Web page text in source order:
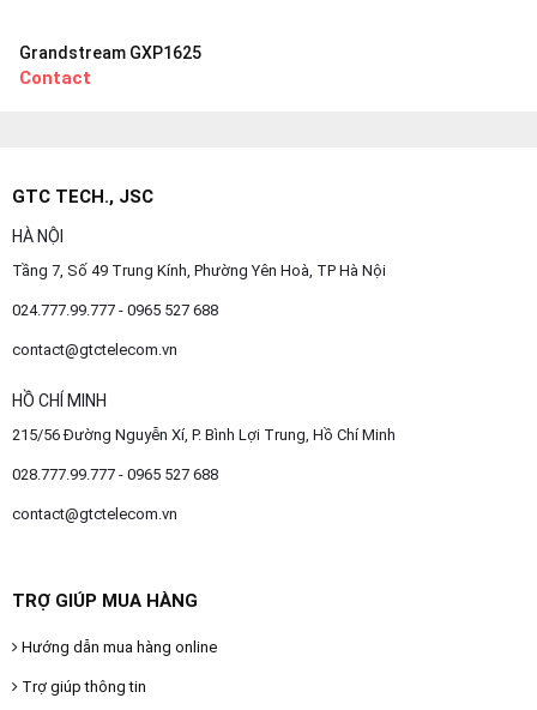
Grandstream GXP1625
Contact
GTC TECH., JSC
HÀ NỘI
Tầng 7, Số 49 Trung Kính, Phường Yên Hoà, TP Hà Nội
024.777.99.777 - 0965 527 688
contact@gtctelecom.vn
HỒ CHÍ MINH
215/56 Đường Nguyễn Xí, P. Bình Lợi Trung, Hồ Chí Minh
028.777.99.777 - 0965 527 688
contact@gtctelecom.vn
TRỢ GIÚP MUA HÀNG
Hướng dẫn mua hàng online
Trợ giúp thông tin